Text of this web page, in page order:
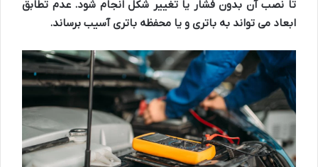
تا نصب آن بدون فشار یا تغییر شکل انجام شود. عدم تطابق
ابعاد می تواند به باتری و یا محفظه باتری آسیب برساند.